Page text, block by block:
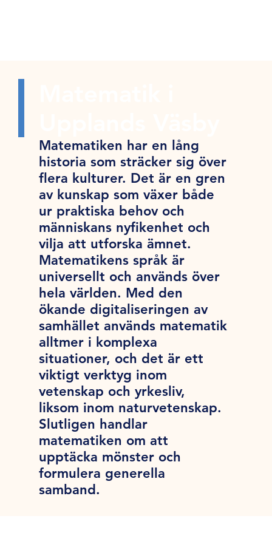
Matematiken har en lång
historia som sträcker sig över
flera kulturer. Det är en gren
av kunskap som växer både
ur praktiska behov och
människans nyfikenhet och
vilja att utforska ämnet.
Matematikens språk är
universellt och används över
hela världen. Med den
ökande digitaliseringen av
samhället används matematik
alltmer i komplexa
situationer, och det är ett
viktigt verktyg inom
vetenskap och yrkesliv,
liksom inom naturvetenskap.
Slutligen handlar
matematiken om att
upptäcka mönster och
formulera generella
samband.